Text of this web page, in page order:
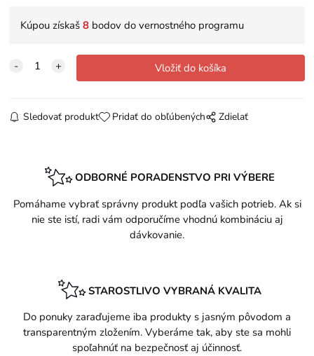
Kúpou získaš8 bodov do vernostného programu
Sledovať produkt Pridať do obľúbených Zdielať
ODBORNÉ PORADENSTVO PRI VÝBERE
Pomáhame vybrať správny produkt podľa vašich potrieb. Ak si
nie ste istí, radi vám odporučíme vhodnú kombináciu aj
dávkovanie.
STAROSTLIVO VYBRANÁ KVALITA
Do ponuky zaraďujeme iba produkty s jasným pôvodom a
transparentným zložením. Vyberáme tak, aby ste sa mohli
spoľahnúť na bezpečnosť aj účinnosť.